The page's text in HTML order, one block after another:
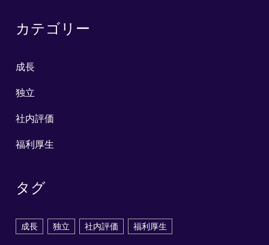
カテゴリー
成長
独立
社内評価
福利厚生
タグ
成長 独立 社内評価 福利厚生